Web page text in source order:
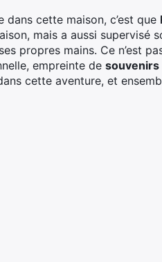
dans cette maison, c’est que
mais a aussi supervisé
propres mains. Ce n’est
empreinte de souvenirs
cette aventure, et